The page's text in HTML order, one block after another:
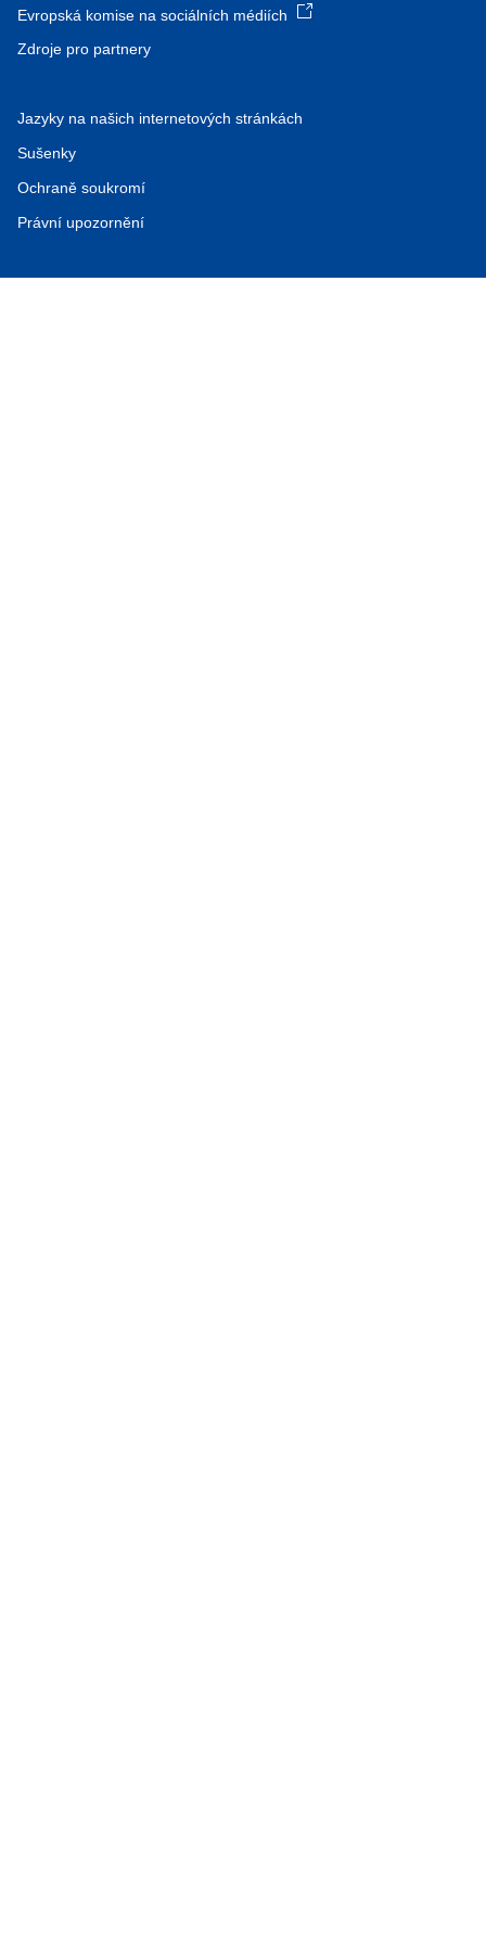
Evropská komise na sociálních médiích
Zdroje pro partnery
Jazyky na našich internetových stránkách
Sušenky
Ochraně soukromí
Právní upozornění